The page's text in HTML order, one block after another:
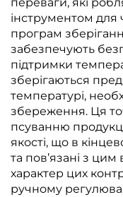
інструментом для
програм
забезпечують
підтримки
зберігаються
температурі,
збереження. Ця
псуванню
якості, що в
та пов’язані з
характер цих
ручному